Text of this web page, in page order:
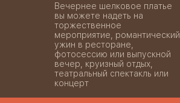
Вечернее шелковое платье
вы можете надеть на
торжественное
мероприятие, романтический
ужин в ресторане,
фотосессию или выпускной
вечер, круизный отдых,
театральный спектакль или
концерт